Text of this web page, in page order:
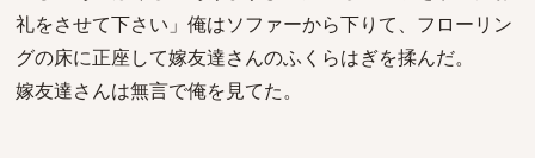
礼をさせて下さい」俺はソファーから下りて、フローリン
グの床に正座して嫁友達さんのふくらはぎを揉んだ。
嫁友達さんは無言で俺を見てた。